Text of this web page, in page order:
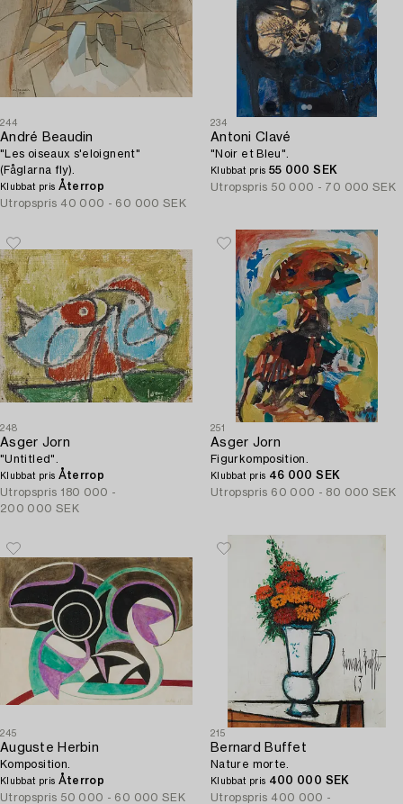
244
André Beaudin
"Les oiseaux s'eloignent"
(Fåglarna fly).
Klubbat pris Återrop
Utropspris 40 000 - 60 000 SEK
234
Antoni Clavé
"Noir et Bleu".
Klubbat pris 55 000 SEK
Utropspris 50 000 - 70 000 SEK
248
Asger Jorn
"Untitled".
Klubbat pris Återrop
Utropspris 180 000 -
200 000 SEK
251
Asger Jorn
Figurkomposition.
Klubbat pris 46 000 SEK
Utropspris 60 000 - 80 000 SEK
245
Auguste Herbin
Komposition.
Klubbat pris Återrop
Utropspris 50 000 - 60 000 SEK
215
Bernard Buffet
Nature morte.
Klubbat pris 400 000 SEK
Utropspris 400 000 -